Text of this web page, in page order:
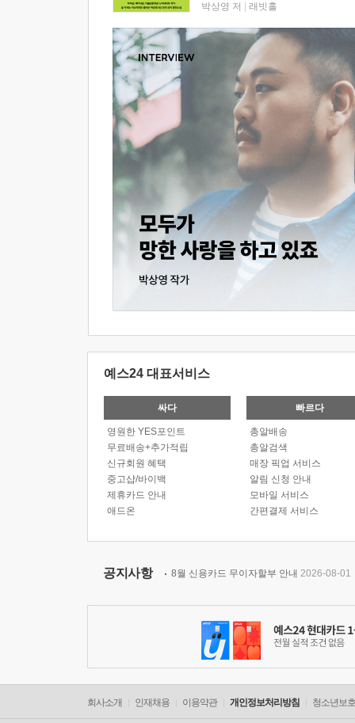
박상영 저 래빗홀
예스24 대표서비스
싸다
영원한 YES포인트
무료배송+추가적립
신규회원 혜택
중고샵/바이백
제휴카드 안내
애드온
빠르다
총알배송
총알검색
매장 픽업 서비스
알림 신청 안내
모바일 서비스
간편결제 서비스
공지사항 8월 신용카드 무이자할부 안내 2026-08-01
회사소개 인재채용 이용약관 개인정보처리방침 청소년보